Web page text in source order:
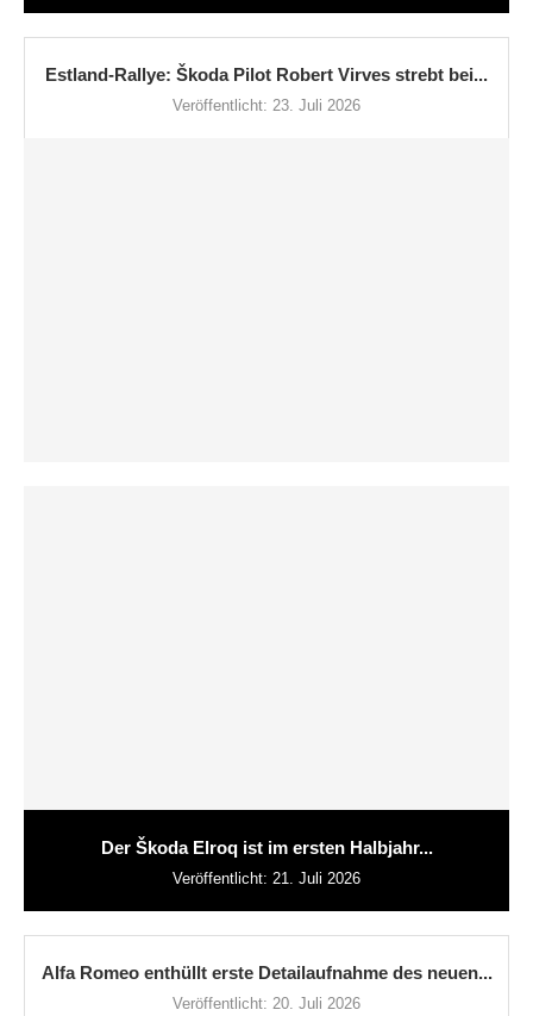
Estland-Rallye: Škoda Pilot Robert Virves strebt bei...
Veröffentlicht: 23. Juli 2026
Der Škoda Elroq ist im ersten Halbjahr...
Veröffentlicht: 21. Juli 2026
Alfa Romeo enthüllt erste Detailaufnahme des neuen...
Veröffentlicht: 20. Juli 2026